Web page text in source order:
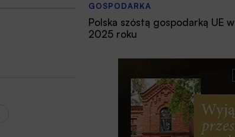
GOSPODARKA
Polska szóstą gospodarką UE w
2025 roku